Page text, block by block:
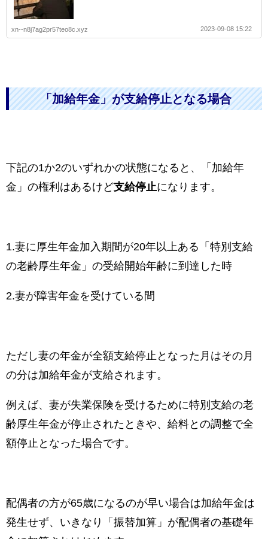
xn--n8j7ag2pr57teo8c.xyz 2023-09-08 15:22
「加給年金」が支給停止となる場合
下記の1か2のいずれかの状態になると、「加給年
金」の権利はあるけど支給停止になります。
1.妻に厚生年金加入期間が20年以上ある「特別支給
の老齢厚生年金」の受給開始年齢に到達した時
2.妻が障害年金を受けている間
ただし妻の年金が全額支給停止となった月はその月
の分は加給年金が支給されます。
例えば、妻が失業保険を受けるために特別支給の老
齢厚生年金が停止されたときや、給料との調整で全
額停止となった場合です。
配偶者の方が65歳になるのが早い場合は加給年金は
発生せず、いきなり「振替加算」が配偶者の基礎年